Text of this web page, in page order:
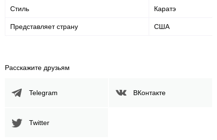
VF
3
Стиль Каратэ
Представляет страну США
Расскажите друзьям
Telegram ВКонтакте
Twitter